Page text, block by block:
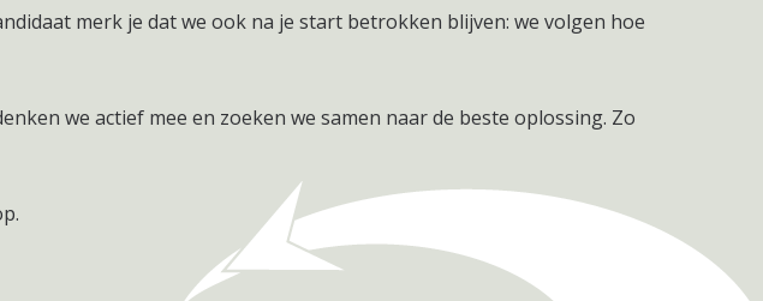
merk je dat we ook na je start betrokken blijven: we volgen hoe
we actief mee en zoeken we samen naar de beste oplossing. Zo